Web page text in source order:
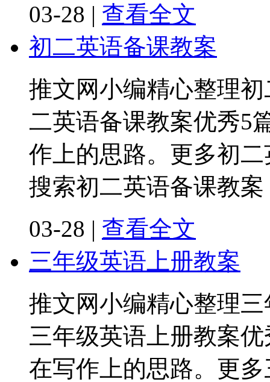
03-28 | 查看全文
初二英语备课教案
推文网小编精心整理
二英语备课教案优秀5
作上的思路。更多初
搜索初二英语备课教
03-28 | 查看全文
三年级英语上册教案
推文网小编精心整理
三年级英语上册教案
在写作上的思路。更